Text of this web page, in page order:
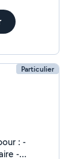
Particulier
: -